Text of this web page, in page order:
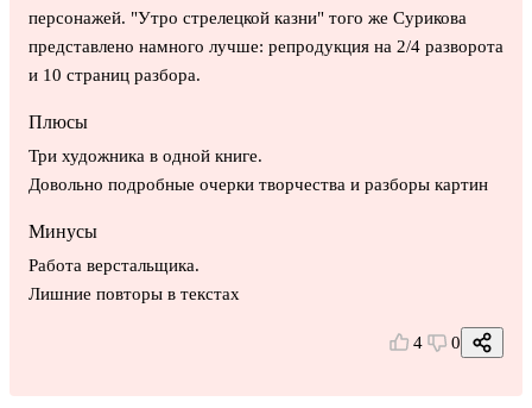
персонажей. "Утро стрелецкой казни" того же Сурикова
представлено намного лучше: репродукция на 2/4 разворота
и 10 страниц разбора.
Плюсы
Три художника в одной книге.
Довольно подробные очерки творчества и разборы картин
Минусы
Работа верстальщика.
Лишние повторы в текстах
4 0